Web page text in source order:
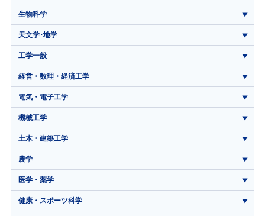
生物科学
天文学･地学
工学一般
経営・数理・経済工学
電気・電子工学
機械工学
土木・建築工学
農学
医学・薬学
健康・スポーツ科学